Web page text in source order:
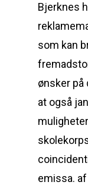
Bjerknes
som kan
ønsker på
at også
emissa.